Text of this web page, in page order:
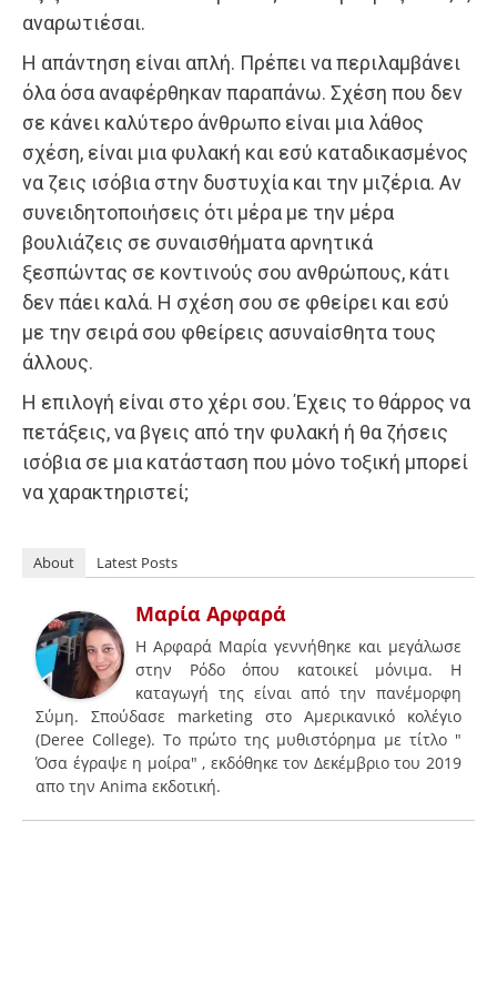
αναρωτιέσαι.
Η απάντηση είναι απλή. Πρέπει να περιλαμβάνει
όλα όσα αναφέρθηκαν παραπάνω. Σχέση που δεν
σε κάνει καλύτερο άνθρωπο είναι μια λάθος
σχέση, είναι μια φυλακή και εσύ καταδικασμένος
να ζεις ισόβια στην δυστυχία και την μιζέρια. Αν
συνειδητοποιήσεις ότι μέρα με την μέρα
βουλιάζεις σε συναισθήματα αρνητικά
ξεσπώντας σε κοντινούς σου ανθρώπους, κάτι
δεν πάει καλά. Η σχέση σου σε φθείρει και εσύ
με την σειρά σου φθείρεις ασυναίσθητα τους
άλλους.
Η επιλογή είναι στο χέρι σου. Έχεις το θάρρος να
πετάξεις, να βγεις από την φυλακή ή θα ζήσεις
ισόβια σε μια κατάσταση που μόνο τοξική μπορεί
να χαρακτηριστεί;
About Latest Posts
Μαρία Αρφαρά
H Aρφαρά Μαρία γεννήθηκε και μεγάλωσε
στην Ρόδο όπου κατοικεί μόνιμα. Η
καταγωγή της είναι από την πανέμορφη
Σύμη. Σπούδασε marketing στο Αμερικανικό κολέγιο
(Deree College). To πρώτο της μυθιστόρημα με τίτλο "
Όσα έγραψε η μοίρα" , εκδόθηκε τον Δεκέμβριο του 2019
απο την Αnima εκδοτική.